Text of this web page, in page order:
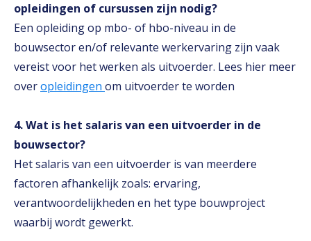
opleidingen of cursussen zijn nodig?
Een opleiding op mbo- of hbo-niveau in de
bouwsector en/of relevante werkervaring zijn vaak
vereist voor het werken als uitvoerder. Lees hier meer
overopleidingen om uitvoerder te worden
4. Wat is het salaris van een uitvoerder in de
bouwsector?
Het salaris van een uitvoerder is van meerdere
factoren afhankelijk zoals: ervaring,
verantwoordelijkheden en het type bouwproject
waarbij wordt gewerkt.